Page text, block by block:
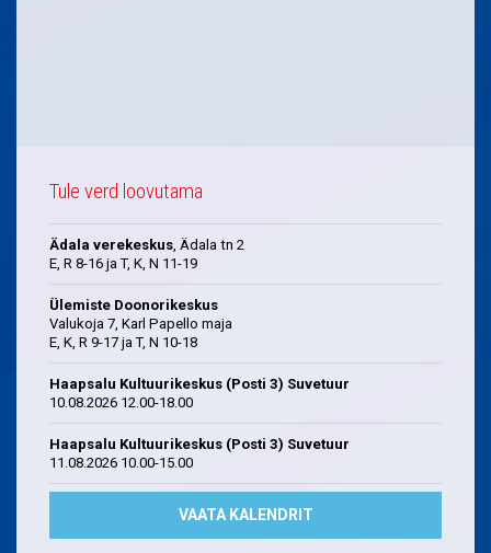
Tule verd loovutama
Ädala verekeskus, Ädala tn 2
E, R 8-16 ja T, K, N 11-19
Ülemiste Doonorikeskus
Valukoja 7, Karl Papello maja
E, K, R 9-17 ja T, N 10-18
Haapsalu Kultuurikeskus (Posti 3) Suvetuur
10.08.2026 12.00-18.00
Haapsalu Kultuurikeskus (Posti 3) Suvetuur
11.08.2026 10.00-15.00
VAATA KALENDRIT